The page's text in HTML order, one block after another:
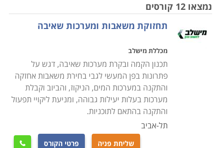
צנרת הבניין המרכזית ועד צנרת הביוב העירונית, כולל
האבזרים המחוברים לה. ישנם שני סוגים עיקריים של
עבודת שרברבות: הרכבת מערכות חדשות, ואיתור ותיקון
תקלות במערכת קיימת. ישנם שרברבים העובדים כעצמאי,
לעתים כעסק של אדם אחד בלבד, וכן הפעילים בחברות
אינסטלציה, ובחברות בעלות התמחות רחבה יותר בתחום
מעבר לעבודתם של שרברבים בתיקון ובהצבת צנרת
בבתים, קיימים לא מעט תחומים נוספים שנהנים משירותי
נמצאו 12 קורסים
תחזוקת משאבות ומערכות שאיבה
מכללת מישלב
תכנון הקמה ובקרת מערכות שאיבה, דגש על
פתרונות בפן המעשי לגבי בחירת משאבות אחזקה
והתקנה במערכות המים, הניקוז, והביוב וקבלת
מערכות בעלות יעילות גבוהה, ומניעת ליקויי תפעול
והתקנה בהתאם לתוכניות.
תל-אביב
שליחת פניה פרטי הקורס 